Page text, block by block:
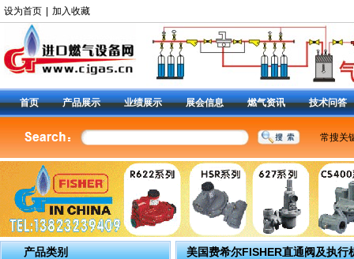
设为首页 加入收藏
首页 产品展示 业绩展示 展会信息 燃气资讯 技术问答
常搜关
燃气调
减压阀
|
定位器 |
产品类别 美国费希尔FISHER直通阀及执行